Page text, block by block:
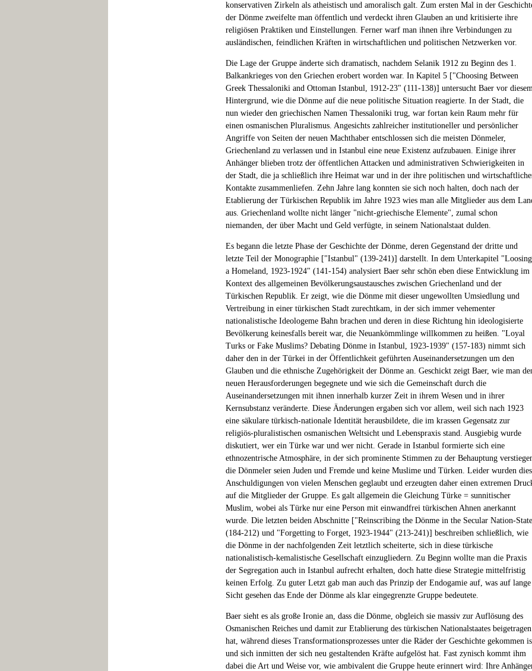
konservativen Zirkeln als atheistisch und amoralisch galt. Zum ersten Mal in der
der Dönme zweifelte man öffentlich und verdeckt ihren Glauben an und kritisierte ihre
religiösen Praktiken und Einstellungen. Ferner warf man ihnen ihre Verbindungen zu
ausländischen, feindlichen Kräften in wirtschaftlichen und politischen Netzwerken vor.
Die Lage der Gruppe änderte sich dramatisch, nachdem Selanik 1912 zu Beginn des 1.
Balkankrieges von den Griechen erobert worden war. In Kapitel 5 ["Choosing Between
Greek Thessaloniki and Ottoman Istanbul, 1912-23" (111-138)] untersucht Baer vor
Hintergrund, wie die Dönme auf die neue politische Situation reagierte. In der Stadt, die
nun wieder den griechischen Namen Thessaloniki trug, war fortan kein Raum mehr für
einen osmanischen Pluralismus. Angesichts zahlreicher institutioneller und persönlicher
Angriffe von Seiten der neuen Machthaber entschlossen sich die meisten Dönmeler,
Griechenland zu verlassen und in Istanbul eine neue Existenz aufzubauen. Einige ihrer
Anhänger blieben trotz der öffentlichen Attacken und administrativen Schwierigkeiten in
der Stadt, die ja schließlich ihre Heimat war und in der ihre politischen und
Kontakte zusammenliefen. Zehn Jahre lang konnten sie sich noch halten, doch nach der
Etablierung der Türkischen Republik im Jahre 1923 wies man alle Mitglieder aus dem
aus. Griechenland wollte nicht länger "nicht-griechische Elemente", zumal schon
niemanden, der über Macht und Geld verfügte, in seinem Nationalstaat dulden.
Es begann die letzte Phase der Geschichte der Dönme, deren Gegenstand der dritte und
letzte Teil der Monographie ["Istanbul" (139-241)] darstellt. In dem Unterkapitel "Loosing
a Homeland, 1923-1924" (141-154) analysiert Baer sehr schön eben diese Entwicklung im
Kontext des allgemeinen Bevölkerungsaustausches zwischen Griechenland und der
Türkischen Republik. Er zeigt, wie die Dönme mit dieser ungewollten Umsiedlung und
Vertreibung in einer türkischen Stadt zurechtkam, in der sich immer vehementer
nationalistische Ideologeme Bahn brachen und deren in diese Richtung hin ideologisierte
Bevölkerung keinesfalls bereit war, die Neuankömmlinge willkommen zu heißen. "Loyal
Turks or Fake Muslims? Debating Dönme in Istanbul, 1923-1939" (157-183) nimmt sich
daher den in der Türkei in der Öffentlichkeit geführten Auseinandersetzungen um den
Glauben und die ethnische Zugehörigkeit der Dönme an. Geschickt zeigt Baer, wie man
neuen Herausforderungen begegnete und wie sich die Gemeinschaft durch die
Auseinandersetzungen mit ihnen innerhalb kurzer Zeit in ihrem Wesen und in ihrer
Kernsubstanz veränderte. Diese Änderungen ergaben sich vor allem, weil sich nach 1923
eine säkulare türkisch-nationale Identität herausbildete, die im krassen Gegensatz zur
religiös-pluralistischen osmanischen Weltsicht und Lebenspraxis stand. Ausgiebig wurde
diskutiert, wer ein Türke war und wer nicht. Gerade in Istanbul formierte sich eine
ethnozentrische Atmosphäre, in der sich prominente Stimmen zu der Behauptung
die Dönmeler seien Juden und Fremde und keine Muslime und Türken. Leider wurden
Anschuldigungen von vielen Menschen geglaubt und erzeugten daher einen extremen
auf die Mitglieder der Gruppe. Es galt allgemein die Gleichung Türke = sunnitischer
Muslim, wobei als Türke nur eine Person mit einwandfrei türkischen Ahnen anerkannt
wurde. Die letzten beiden Abschnitte ["Reinscribing the Dönme in the Secular Nation-
(184-212) und "Forgetting to Forget, 1923-1944" (213-241)] beschreiben schließlich, wie
die Dönme in der nachfolgenden Zeit letztlich scheiterte, sich in diese türkische
nationalistisch-kemalistische Gesellschaft einzugliedern. Zu Beginn wollte man die Praxis
der Segregation auch in Istanbul aufrecht erhalten, doch hatte diese Strategie mittelfristig
keinen Erfolg. Zu guter Letzt gab man auch das Prinzip der Endogamie auf, was auf lange
Sicht gesehen das Ende der Dönme als klar eingegrenzte Gruppe bedeutete.
Baer sieht es als große Ironie an, dass die Dönme, obgleich sie massiv zur Auflösung des
Osmanischen Reiches und damit zur Etablierung des türkischen Nationalstaates beigetragen
hat, während dieses Transformationsprozesses unter die Räder der Geschichte gekommen
und sich inmitten der sich neu gestaltenden Kräfte aufgelöst hat. Fast zynisch kommt ihm
dabei die Art und Weise vor, wie ambivalent die Gruppe heute erinnert wird: Ihre